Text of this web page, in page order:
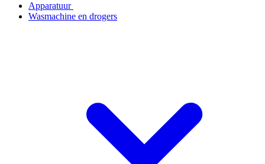
Apparatuur
Wasmachine en drogers